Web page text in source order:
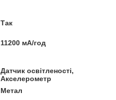
Так
11200 мА/год
Датчик освітленості,
Акселерометр
Метал